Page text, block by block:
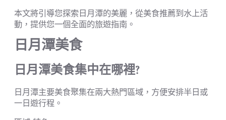
本文將引導您探索日月潭的美麗，從美食推薦到水上活
動，提供您一個全面的旅遊指南。
日月潭美食
日月潭美食集中在哪裡?
日月潭主要美食聚集在兩大熱門區域，方便安排半日或
一日遊行程。